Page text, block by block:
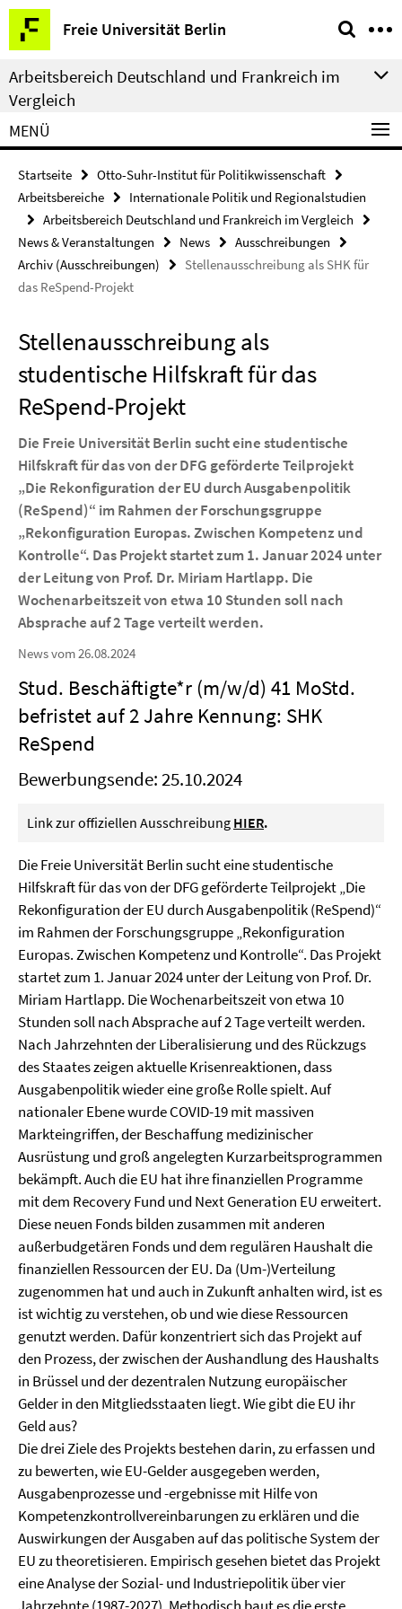
Springe
direkt
zu
Inhalt
Freie Universität Berlin
Service-
Navigation
Arbeitsbereich Deutschland und Frankreich im
Vergleich
MENÜ
Startseite
Otto-Suhr-Institut für Politikwissenschaft
Arbeitsbereiche
Internationale Politik und Regionalstudien
Arbeitsbereich Deutschland und Frankreich im Vergleich
News & Veranstaltungen
News
Ausschreibungen
Archiv (Ausschreibungen)
Stellenausschreibung als SHK für
das ReSpend-Projekt
Stellenausschreibung als
studentische Hilfskraft für das
ReSpend-Projekt
Die Freie Universität Berlin sucht eine studentische
Hilfskraft für das von der DFG geförderte Teilprojekt
„Die Rekonfiguration der EU durch Ausgabenpolitik
(ReSpend)“ im Rahmen der Forschungsgruppe
„Rekonfiguration Europas. Zwischen Kompetenz und
Kontrolle“. Das Projekt startet zum 1. Januar 2024 unter
der Leitung von Prof. Dr. Miriam Hartlapp. Die
Wochenarbeitszeit von etwa 10 Stunden soll nach
Absprache auf 2 Tage verteilt werden.
News vom 26.08.2024
Stud. Beschäftigte*r (m/w/d) 41 MoStd.
befristet auf 2 Jahre Kennung: SHK
ReSpend
Bewerbungsende: 25.10.2024
Link zur offiziellen Ausschreibung HIER.
Die Freie Universität Berlin sucht eine studentische
Hilfskraft für das von der DFG geförderte Teilprojekt „Die
Rekonfiguration der EU durch Ausgabenpolitik (ReSpend)“
im Rahmen der Forschungsgruppe „Rekonfiguration
Europas. Zwischen Kompetenz und Kontrolle“. Das Projekt
startet zum 1. Januar 2024 unter der Leitung von Prof. Dr.
Miriam Hartlapp. Die Wochenarbeitszeit von etwa 10
Stunden soll nach Absprache auf 2 Tage verteilt werden.
Nach Jahrzehnten der Liberalisierung und des Rückzugs
des Staates zeigen aktuelle Krisenreaktionen, dass
Ausgabenpolitik wieder eine große Rolle spielt. Auf
nationaler Ebene wurde COVID-19 mit massiven
Markteingriffen, der Beschaffung medizinischer
Ausrüstung und groß angelegten Kurzarbeitsprogrammen
bekämpft. Auch die EU hat ihre finanziellen Programme
mit dem Recovery Fund und Next Generation EU erweitert.
Diese neuen Fonds bilden zusammen mit anderen
außerbudgetären Fonds und dem regulären Haushalt die
finanziellen Ressourcen der EU. Da (Um-)Verteilung
zugenommen hat und auch in Zukunft anhalten wird, ist es
ist wichtig zu verstehen, ob und wie diese Ressourcen
genutzt werden. Dafür konzentriert sich das Projekt auf
den Prozess, der zwischen der Aushandlung des Haushalts
in Brüssel und der dezentralen Nutzung europäischer
Gelder in den Mitgliedsstaaten liegt. Wie gibt die EU ihr
Geld aus?
Die drei Ziele des Projekts bestehen darin, zu erfassen und
zu bewerten, wie EU-Gelder ausgegeben werden,
Ausgabenprozesse und -ergebnisse mit Hilfe von
Kompetenzkontrollvereinbarungen zu erklären und die
Auswirkungen der Ausgaben auf das politische System der
EU zu theoretisieren. Empirisch gesehen bietet das Projekt
eine Analyse der Sozial- und Industriepolitik über vier